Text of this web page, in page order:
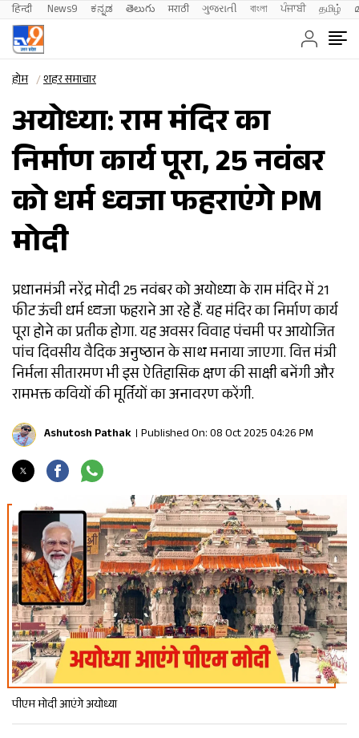
हिन्दी News9 ಕನ್ನಡ తెలుగు मराठी ગુજરાતી বাংলা ਪੰਜਾਬੀ தமிழ்
होम शहर समाचार
अयोध्या: राम मंदिर का
निर्माण कार्य पूरा, 25 नवंबर
को धर्म ध्वजा फहराएंगे PM
मोदी
प्रधानमंत्री नरेंद्र मोदी 25 नवंबर को अयोध्या के राम मंदिर में 21
फीट ऊंची धर्म ध्वजा फहराने आ रहे हैं. यह मंदिर का निर्माण कार्य
पूरा होने का प्रतीक होगा. यह अवसर विवाह पंचमी पर आयोजित
पांच दिवसीय वैदिक अनुष्ठान के साथ मनाया जाएगा. वित्त मंत्री
निर्मला सीतारमण भी इस ऐतिहासिक क्षण की साक्षी बनेंगी और
रामभक्त कवियों की मूर्तियों का अनावरण करेंगी.
Ashutosh Pathak Published On: 08 Oct 2025 04:26 PM
पीएम मोदी आएंगे अयोध्या